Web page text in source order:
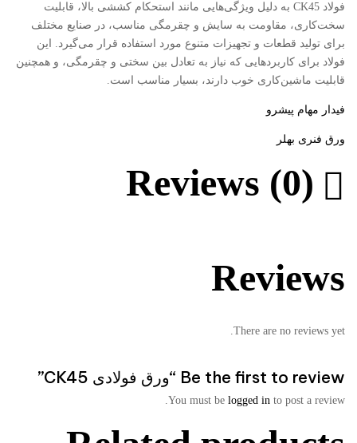
فولاد CK45 به دلیل ویژگی‌هایی مانند استحکام کششی بالا، قابلیت
سخت‌کاری، مقاومت به سایش و چقرمگی مناسب، در صنایع مختلف
برای تولید قطعات و تجهیزات متنوع مورد استفاده قرار می‌گیرد. این
فولاد برای کاربردهایی که نیاز به تعادل بین سختی و چقرمگی، و همچنین
قابلیت ماشین‌کاری خوب دارند، بسیار مناسب است.
فیدار مهام پیشرو
ورق فنری بهلر
Reviews (0)
Reviews
There are no reviews yet.
Be the first to review “ورق فولادی CK45”
You must be logged in to post a review.